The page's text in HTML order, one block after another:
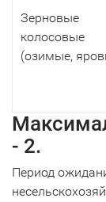
Зерновые
колосовые
(озимые,
- 2.
Период